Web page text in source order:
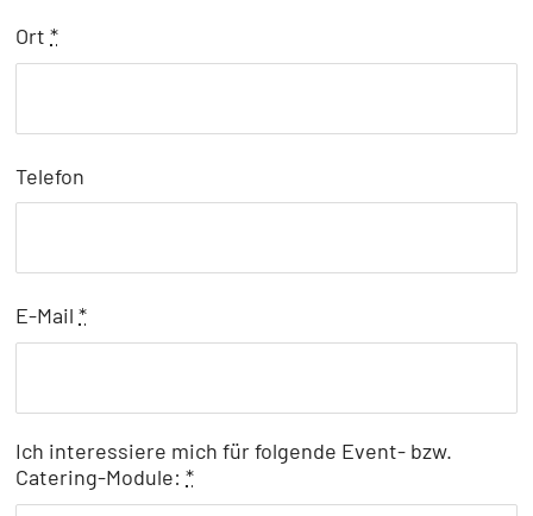
Ort*
Telefon
E-Mail*
Ich interessiere mich für folgende Event- bzw.
Catering-Module:*